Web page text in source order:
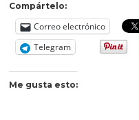
Compártelo:
Correo electrónico
Telegram
Me gusta esto: